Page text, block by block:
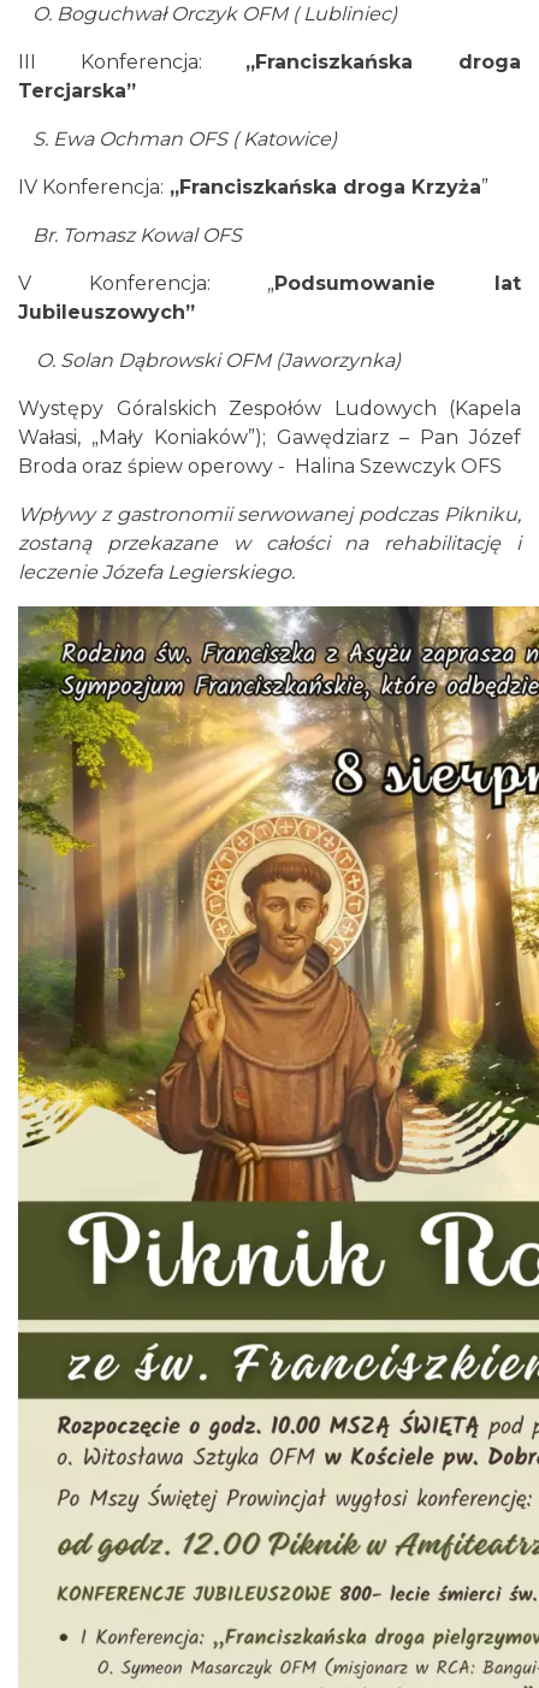
III Ogólnopolski Festiwal Folkloru
Dziecięcego „ Jaworowy Listek”
Istebna
Istebna
Święto Jagnięciny w Istebnej
Istebna
2026-08-15
1.91 km
Dni Koronki Koniakowskiej
Koniaków
2026-08-13
3.72 km
2026-08-15
3.82 km
Ustanowienie Sanktuarium Matki Bożej
Frydeckiej
2026-08-22
4.52 km
O. Boguchwał Orczyk OFM ( Lubliniec)
III Konferencja: „Franciszkańska droga
Tercjarska”
S. Ewa Ochman OFS ( Katowice)
IV Konferencja: „Franciszkańska droga Krzyża”
Br. Tomasz Kowal OFS
V Konferencja: „Podsumowanie lat
Jubileuszowych”
O. Solan Dąbrowski OFM (Jaworzynka)
Występy Góralskich Zespołów Ludowych (Kapela
Wałasi, „Mały Koniaków”); Gawędziarz – Pan Józef
Broda oraz śpiew operowy - Halina Szewczyk OFS
Wpływy z gastronomii serwowanej podczas Pikniku,
zostaną przekazane w całości na rehabilitację i
leczenie Józefa Legierskiego.